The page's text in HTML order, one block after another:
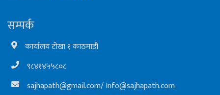
सम्पर्क
कार्यालय टोखा १ काठमाडौं
९८४१४५५८०८
sajhapath@gmail.com/Info@sajhapath.com